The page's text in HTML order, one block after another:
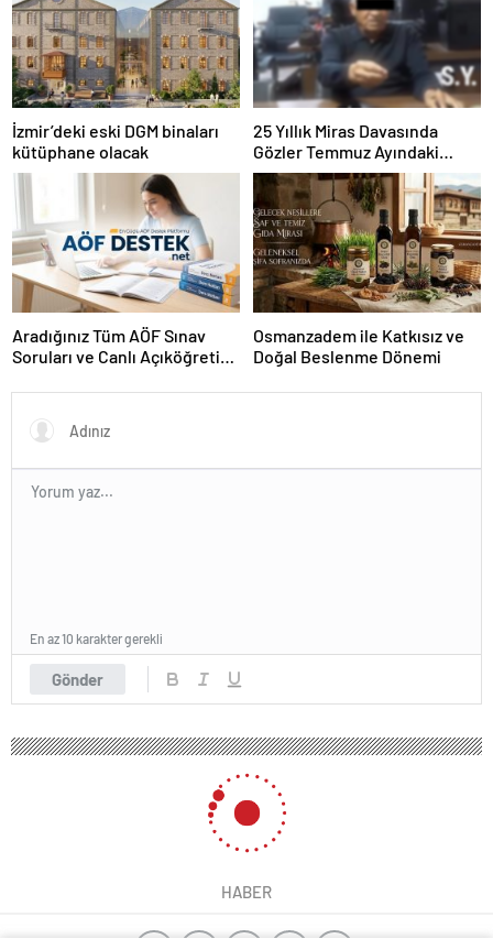
İzmir’deki eski DGM binaları
kütüphane olacak
25 Yıllık Miras Davasında
Gözler Temmuz Ayındaki
Karar Duruşmasına Çevrildi
Aradığınız Tüm AÖF Sınav
Soruları ve Canlı Açıköğretim
Osmanzadem ile Katkısız ve
Doğal Beslenme Dönemi
Gönder
En az 10 karakter gerekli
HABER